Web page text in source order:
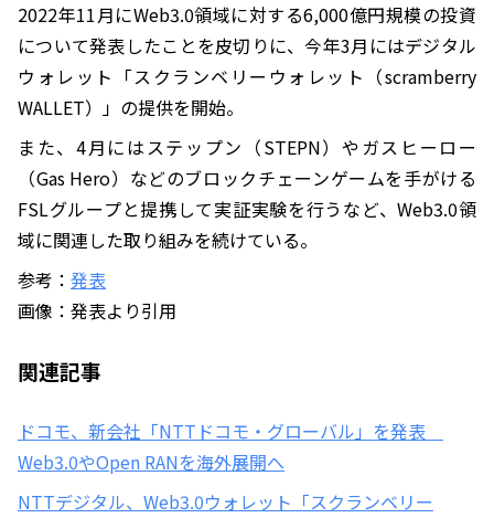
2022年11月にWeb3.0領域に対する6,000億円規模の投資
について発表したことを皮切りに、今年3月にはデジタル
ウォレット「スクランベリーウォレット（scramberry
WALLET）」の提供を開始。
また、4月にはステップン（STEPN）やガスヒーロー
（Gas Hero）などのブロックチェーンゲームを手がける
FSLグループと提携して実証実験を行うなど、Web3.0領
域に関連した取り組みを続けている。
参考： 発表
画像：発表より引用
関連記事
ドコモ、新会社「NTTドコモ・グローバル」を発表
Web3.0やOpen RANを海外展開へ
NTTデジタル、Web3.0ウォレット「スクランベリー